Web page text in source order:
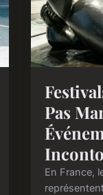
Pas
En France,